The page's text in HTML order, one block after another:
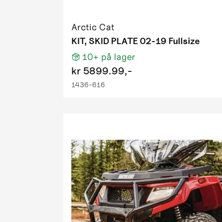
2009 500
2009 650
2009 700
2009 700
2009 700
2010
2010
2010
2010 1000
2010 550
2010 550
Arctic Cat
KIT, SKID PLATE 02-19 Fullsize
10+ på lager
kr 5899.99,-
1436-616